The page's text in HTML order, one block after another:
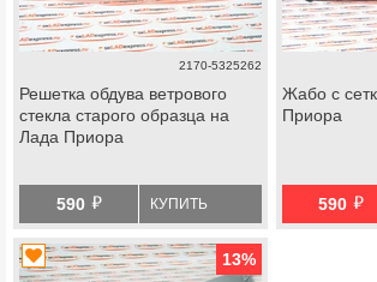
2170-5325262
Решетка обдува ветрового
стекла старого образца на
Лада Приора
590 й КУПИТЬ
Жабо с
Приора
590 й
13%